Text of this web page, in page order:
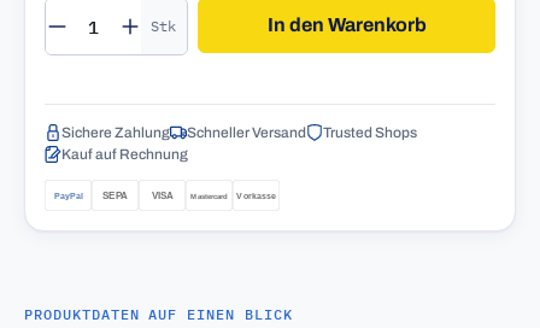
Produkt Anzahl: Gib den gewünschten
Stk In den Warenkorb
Sichere Zahlung Schneller Versand
Trusted Shops
Kauf auf Rechnung
PRODUKTDATEN AUF EINEN BLICK